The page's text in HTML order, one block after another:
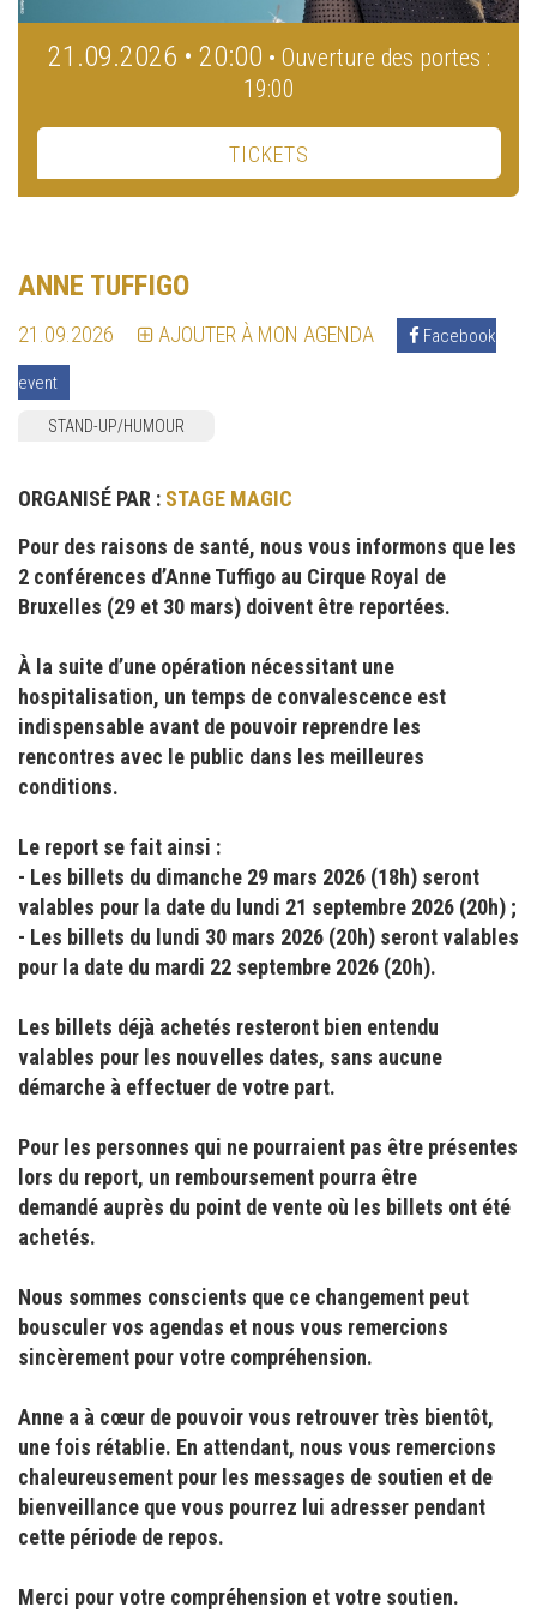
21.09.2026 • 20:00 • Ouverture des portes :
19:00
TICKETS
ANNE TUFFIGO
21.09.2026 AJOUTER À MON AGENDA Facebook
event
STAND-UP/HUMOUR
ORGANISÉ PAR : STAGE MAGIC
Pour des raisons de santé, nous vous informons que les
2 conférences d’Anne Tuffigo au Cirque Royal de
Bruxelles (29 et 30 mars) doivent être reportées.
À la suite d’une opération nécessitant une
hospitalisation, un temps de convalescence est
indispensable avant de pouvoir reprendre les
rencontres avec le public dans les meilleures
conditions.
Le report se fait ainsi :
- ⁠Les billets du dimanche 29 mars 2026 (18h) seront
valables pour la date du lundi 21 septembre 2026 (20h) ;
- ⁠Les billets du lundi 30 mars 2026 (20h) seront valables
pour la date du mardi 22 septembre 2026 (20h).
Les billets déjà achetés resteront bien entendu
valables pour les nouvelles dates, sans aucune
démarche à effectuer de votre part.
Pour les personnes qui ne pourraient pas être présentes
lors du report, un remboursement pourra être
demandé auprès du point de vente où les billets ont été
achetés.
Nous sommes conscients que ce changement peut
bousculer vos agendas et nous vous remercions
sincèrement pour votre compréhension.
Anne a à cœur de pouvoir vous retrouver très bientôt,
une fois rétablie. En attendant, nous vous remercions
chaleureusement pour les messages de soutien et de
bienveillance que vous pourrez lui adresser pendant
cette période de repos.
Merci pour votre compréhension et votre soutien.